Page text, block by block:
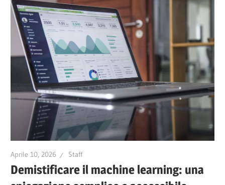
Aprile 10, 2026 Staff
Demistificare il machine learning: una